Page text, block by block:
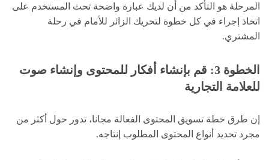
المرحلة هو التأكد من أن لديك عبارة واضحة تحث المستخدم على
اتخاذ إجراء في كل خطوة لتحريك الزائر للأمام في رحلة
المشتري.
الخطوة 3: قم بإنشاء أفكار للمحتوى وإنشاء صوت
للعلامة التجارية
إن طرق خطة تسويق المحتوى الفعالة مجانا، تدور حول أكثر من
مجرد تحديد أنواع المحتوى المطلوب إنتاجه.